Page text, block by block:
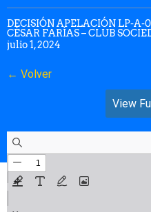
DECISIÓN APELACIÓN LP-A-
CÉSAR FARÍAS – CLUB
julio 1, 2024
← Volver
View